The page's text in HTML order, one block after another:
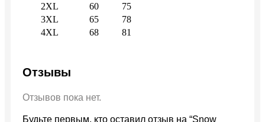
2XL
60
75
3XL
65
78
4XL
68 81
Отзывы
Отзывов пока нет.
Будьте первым, кто оставил отзыв на “Snow